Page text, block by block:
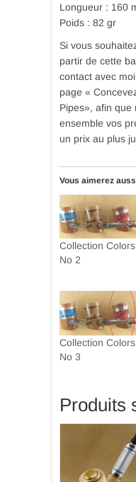
Longueur : 160
Poids : 82 gr
Si vous
partir de cette
contact avec
page «
Pipes», afin que
ensemble vos
un prix au plus
Vous aimerez
Collection Colors
No 2
Collection Colors
No 3
Produits